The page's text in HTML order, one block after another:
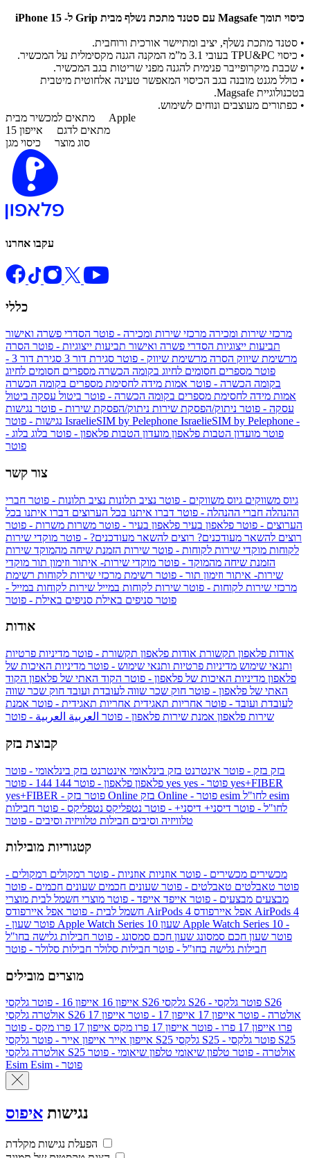
כיסוי תומך Magsafe עם סטנד מתכת נשלף מבית Grip ל- iPhone 15
• סטנד מתכת נשלף, יציב ומתיישר אורכית ורוחבית.
• כיסוי TPU&PC בעובי 3.1 מ”מ המקנה הגנה מקסימלית על המכשיר.
• שכבת מיקרופייבר פנימית להגנה מפני שריטות בגב המכשיר.
• כולל מגנט מובנה בגב הכיסוי המאפשר טעינה אלחוטית מיטבית
בטכנולוגיית Magsafe.
• כפתורים מעוצבים ונוחים לשימוש.
מתאים למכשיר מבית Apple
מתאים לדגם אייפון 15
סוג מוצר כיסוי מגן
עקבו אחרנו
כללי
מרכזי שירות ומכירה מרכזי שירות ומכירה - פוטר הסדרי פשרה ואישור
תביעות ייצוגיות הסדרי פשרה ואישור תביעות ייצוגיות - פוטר הסרה
מרשימת שיווק הסרה מרשימת שיווק - פוטר סגירת דור 3
סגירת דור 3 -
פוטר מספרים חסומים לחיוג בקומה הכשרה מספרים חסומים לחיוג
בקומה הכשרה - פוטר אמות מידה לחסימת מספרים בקומה הכשרה
אמות מידה לחסימת מספרים בקומה הכשרה - פוטר ביטול עסקה ביטול
עסקה - פוטר ניתוק/הפסקת שירות ניתוק/הפסקת שירות - פוטר נגישות
IsraelieSIM by Pelephone IsraelieSIM by Pelephone -
פוטר מועדון הטבות פלאפון מועדון הטבות פלאפון - פוטר בלוג בלוג -
פוטר
צור קשר
גיוס משווקים גיוס משווקים - פוטר נציב תלונות נציב תלונות - פוטר חברי
ההנהלה חברי ההנהלה - פוטר דברו איתנו בכל הערוצים דברו איתנו בכל
הערוצים - פוטר פלאפון בעיר פלאפון בעיר - פוטר משרות משרות - פוטר
רוצים להשאר מעודכנים? רוצים להשאר מעודכנים? - פוטר מוקדי שירות
לקוחות מוקדי שירות לקוחות - פוטר שירות הזמנת שיחה מהמוקד שירות
הזמנת שיחה מהמוקד - פוטר מוקדי שירות- איתור וזימון תור מוקדי
שירות- איתור וזימון תור - פוטר רשימת מרכזי שירות לקוחות רשימת
מרכזי שירות לקוחות - פוטר שירות לקוחות במייל שירות לקוחות במייל -
פוטר סניפים באילת סניפים באילת - פוטר
אודות
אודות פלאפון תקשורת אודות פלאפון תקשורת - פוטר מדיניות פרטיות
ותנאי שימוש מדיניות פרטיות ותנאי שימוש - פוטר מדיניות האיכות של
פלאפון מדיניות האיכות של פלאפון - פוטר הקוד האתי של פלאפון הקוד
האתי של פלאפון - פוטר חוק שכר שווה לעובדת ועובד חוק שכר שווה
לעובדת ועובד - פוטר אחריות תאגידית אחריות תאגידית - פוטר אמנת
שירות פלאפון אמנת שירות פלאפון - פוטר العربية العربية - פוטר
קבוצת בזק
בזק בזק - פוטר אינטרנט בזק בינלאומי אינטרנט בזק בינלאומי - פוטר
פלאפון פלאפון - פוטר 144 yes
yes+FIBER
yes+FIBER - פוטר בזק Online
esim
לחו"ל - פוטר דיסני+ דיסני+ - פוטר נטפליקס נטפליקס - פוטר חבילות
טלוויזיה וסיבים חבילות טלוויזיה וסיבים - פוטר
קטגוריות מובילות
מכשירים מכשירים - פוטר אוזניות אוזניות - פוטר רמקולים רמקולים -
פוטר טאבלטים טאבלטים - פוטר שעונים חכמים שעונים חכמים - פוטר
מבצעים מבצעים - פוטר אייפד אייפד - פוטר מוצרי חשמל לבית מוצרי
חשמל לבית - פוטר אפל איירפודס AirPods 4 אפל איירפודס AirPods 4
- פוטר שעון Apple Watch Series 10 שעון Apple Watch Series 10 -
פוטר שעון חכם סמסונג שעון חכם סמסונג - פוטר חבילות גלישה בחו"ל
חבילות גלישה בחו"ל - פוטר חבילות סלולר חבילות סלולר - פוטר
מוצרים מובילים
אייפון 16 אייפון 16 - פוטר גלקסי S26 גלקסי S26 - פוטר גלקסי S26
אולטרה
גלקסי S26 אולטרה - פוטר אייפון 17 אייפון 17 - פוטר
אייפון 17
פרו אייפון 17 פרו - פוטר אייפון 17 פרו מקס
אייפון 17 פרו מקס - פוטר
אייפון אייר אייפון אייר - פוטר גלקסי S25 גלקסי S25 - פוטר גלקסי S25
אולטרה
גלקסי S25 אולטרה - פוטר טלפון שיאומי טלפון שיאומי - פוטר
Esim
Esim - פוטר
נגישות איפוס
הפעלת נגישות מקלדת